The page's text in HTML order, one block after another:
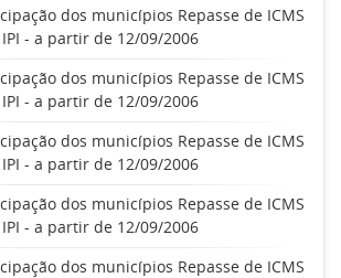
dos municípios Repasse de ICMS
- a partir de 12/09/2006
dos municípios Repasse de ICMS
- a partir de 12/09/2006
dos municípios Repasse de ICMS
- a partir de 12/09/2006
dos municípios Repasse de ICMS
- a partir de 12/09/2006
dos municípios Repasse de ICMS